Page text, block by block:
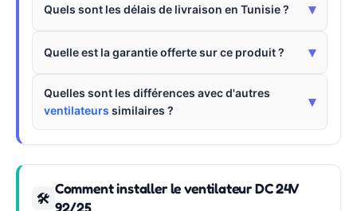
Quels sont les délais de livraison en Tunisie ? ▾
Quelle est la garantie offerte sur ce produit ? ▾
Quelles sont les différences avec d'autres
ventilateurs similaires ?
▾
🛠
Comment installer le ventilateur DC 24V
92/25